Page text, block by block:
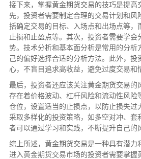
接下来，掌握黄金期货交易的技巧是提高
先，投资者需要制定合理的交易计划和风
括确定交易的目标、入场点和出场点等，
止损和止盈点等。其次，投资者需要学会
势。技术分析和基本面分析是常用的分析
己的偏好选择合适的分析方法。此外，投
心，不盲目追求高收益，避免过度交易和
最后，投资者还应该关注黄金期货交易的
存在着价格波动、杠杆风险和流动性风险
仓位，设置适当的止损点，以防止损失过
采取多样化的投资策略，如多空对冲、套
者可以通过学习和实践，不断提升自己的
综上所述，黄金期货交易是一种具有潜力
进入黄金期货交易市场的投资者需要掌握